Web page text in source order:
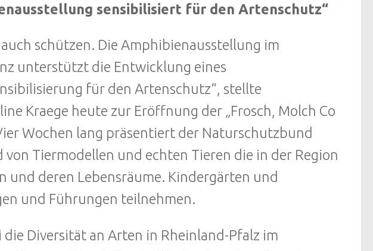
sensibilisiert für den Artenschutz“
auch schützen. Die Amphibienausstellung im
unterstützt die Entwicklung eines
für den Artenschutz“, stellte
Kraege heute zur Eröffnung der „Frosch, Molch Co
Wochen lang präsentiert der Naturschutzbund
von Tiermodellen und echten Tieren die in der Region
deren Lebensräume. Kindergärten und
und Führungen teilnehmen.
Diversität an Arten in Rheinland-Pfalz im